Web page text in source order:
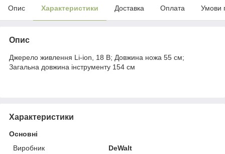
Опис Характеристики Доставка Оплата Умови
Опис
Джерело живлення Li-ion, 18 В; Довжина ножа 55 см;
Загальна довжина інструменту 154 см
Характеристики
Основні
Виробник
DeWalt